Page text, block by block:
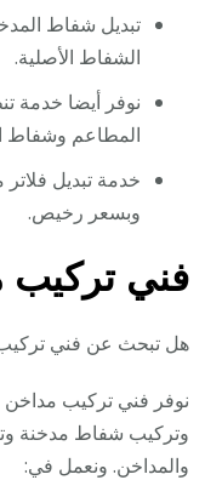
تبديل شفاط
الشفاط الأصلية.
نوفر أيضا خدمة
المطاعم وشفاط
خدمة تبديل
وبسعر رخيص.
فني
هل تبحث عن فني
نوفر فني تركيب
وتركيب شفاط مدخنة
والمداخن. ونعمل في: